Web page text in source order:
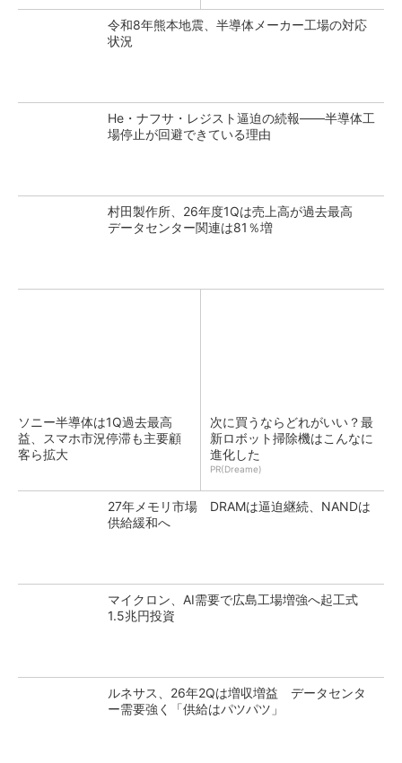
令和8年熊本地震、半導体メーカー工場の対応
状況
He・ナフサ・レジスト逼迫の続報――半導体工
場停止が回避できている理由
村田製作所、26年度1Qは売上高が過去最高
データセンター関連は81％増
ソニー半導体は1Q過去最高
益、スマホ市況停滞も主要顧
客ら拡大
次に買うならどれがいい？最
新ロボット掃除機はこんなに
進化した
PR(Dreame)
27年メモリ市場 DRAMは逼迫継続、NANDは
供給緩和へ
マイクロン、AI需要で広島工場増強へ起工式
1.5兆円投資
ルネサス、26年2Qは増収増益 データセンタ
ー需要強く「供給はパツパツ」